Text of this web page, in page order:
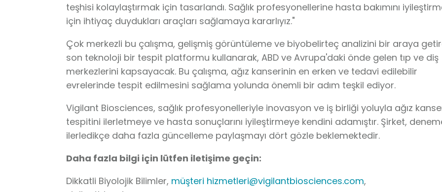
teşhisi kolaylaştırmak için tasarlandı. Sağlık profesyonellerine hasta bakımını
için ihtiyaç duydukları araçları sağlamaya kararlıyız."
Çok merkezli bu çalışma, gelişmiş görüntüleme ve biyobelirteç analizini bir araya
son teknoloji bir tespit platformu kullanarak, ABD ve Avrupa'daki önde gelen tıp ve diş
merkezlerini kapsayacak. Bu çalışma, ağız kanserinin en erken ve tedavi edilebilir
evrelerinde tespit edilmesini sağlama yolunda önemli bir adım teşkil ediyor.
Vigilant Biosciences, sağlık profesyonelleriyle inovasyon ve iş birliği yoluyla ağız
tespitini ilerletmeye ve hasta sonuçlarını iyileştirmeye kendini adamıştır. Şirket,
ilerledikçe daha fazla güncelleme paylaşmayı dört gözle beklemektedir.
Daha fazla bilgi için lütfen iletişime geçin:
Dikkatli Biyolojik Bilimler, müşteri hizmetleri@vigilantbiosciences.com,